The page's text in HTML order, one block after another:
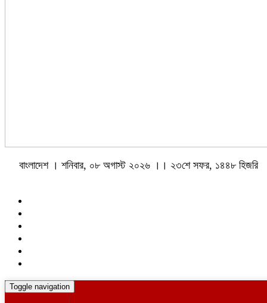
বাংলাদেশ । শনিবার, ০৮ অগাস্ট ২০২৬ ।। ২৩শে সফর, ১৪৪৮ হিজরি
Toggle navigation